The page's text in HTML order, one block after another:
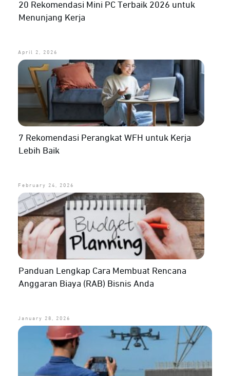
20 Rekomendasi Mini PC Terbaik 2026 untuk
Menunjang Kerja
April 2, 2026
7 Rekomendasi Perangkat WFH untuk Kerja
Lebih Baik
February 24, 2026
Panduan Lengkap Cara Membuat Rencana
Anggaran Biaya (RAB) Bisnis Anda
January 28, 2026